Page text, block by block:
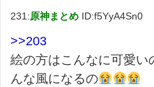
231:原神まとめ ID:f5YyA4Sn0
>>203
絵の方はこんなに可愛い
んな風になるの